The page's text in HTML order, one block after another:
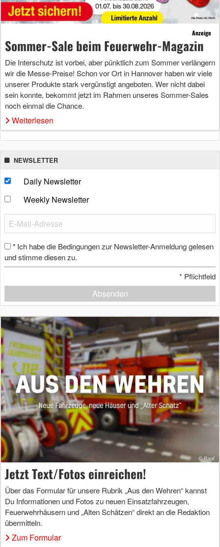
Anzeige
Sommer-Sale beim Feuerwehr-Magazin
Die Interschutz ist vorbei, aber pünktlich zum Sommer verlängern
wir die Messe-Preise! Schon vor Ort in Hannover haben wir viele
unserer Produkte stark vergünstigt angeboten. Wer nicht dabei
sein konnte, bekommt jetzt im Rahmen unseres Sommer-Sales
noch einmal die Chance.
Weiterlesen
NEWSLETTER
Daily Newsletter
Weekly Newsletter
* Ich habe die Bedingungen zur Newsletter-Anmeldung gelesen
und stimme diesen zu.
* Pflichtfeld
Absenden
Jetzt Text/Fotos einreichen!
Über das Formular für unsere Rubrik „Aus den Wehren“ kannst
Du Informationen und Fotos zu neuen Einsatzfahrzeugen,
Feuerwehrhäusern und „Alten Schätzen“ direkt an die Redaktion
übermitteln.
Zum Formular